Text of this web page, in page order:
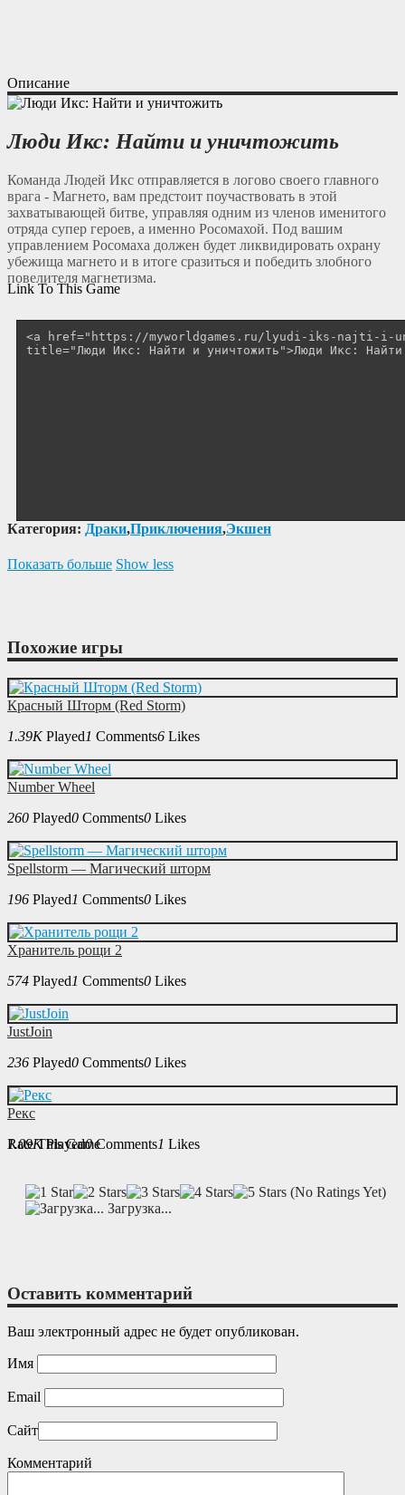
Link To This Game
Rate This Game
(No Ratings Yet)
Загрузка...
Описание
Люди Икс: Найти и уничтожить
Команда Людей Икс отправляется в логово своего главного
врага - Магнето, вам предстоит поучаствовать в этой
захватывающей битве, управляя одним из членов именитого
отряда супер героев, а именно Росомахой. Под вашим
управлением Росомаха должен будет ликвидировать охрану
убежища магнето и в итоге сразиться и победить злобного
повелителя магнетизма.
Категория: Драки,Приключения,Экшен
Показать больше Show less
Похожие игры
Красный Шторм (Red Storm)
1.39K Played1 Comments6 Likes
Number Wheel
260 Played0 Comments0 Likes
Spellstorm — Магический шторм
196 Played1 Comments0 Likes
Хранитель рощи 2
574 Played1 Comments0 Likes
JustJoin
236 Played0 Comments0 Likes
Рекс
1.09K Played0 Comments1 Likes
Оставить комментарий
Ваш электронный адрес не будет опубликован.
Имя
Email
Сайт
Комментарий